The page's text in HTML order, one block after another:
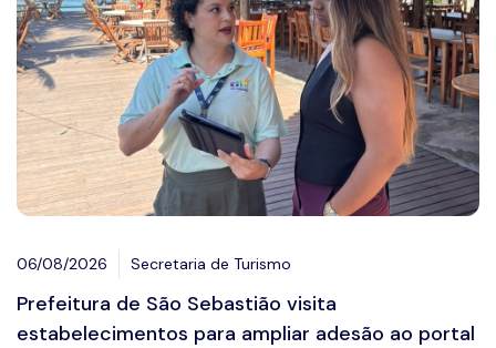
06/08/2026 Secretaria de Turismo
Prefeitura de São Sebastião visita
estabelecimentos para ampliar adesão ao portal